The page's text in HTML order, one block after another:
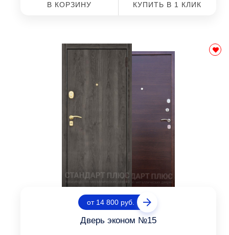
В КОРЗИНУ КУПИТЬ В 1 КЛИК
от 14 800 руб.
Дверь эконом №15